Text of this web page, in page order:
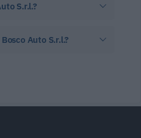
S.r.l.?
Auto S.r.l.?